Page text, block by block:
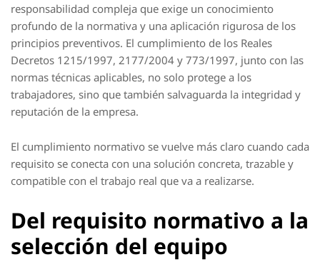
responsabilidad compleja que exige un conocimiento
profundo de la normativa y una aplicación rigurosa de los
principios preventivos. El cumplimiento de los Reales
Decretos 1215/1997, 2177/2004 y 773/1997, junto con las
normas técnicas aplicables, no solo protege a los
trabajadores, sino que también salvaguarda la integridad y
reputación de la empresa.
El cumplimiento normativo se vuelve más claro cuando cada
requisito se conecta con una solución concreta, trazable y
compatible con el trabajo real que va a realizarse.
Del requisito normativo a la
selección del equipo